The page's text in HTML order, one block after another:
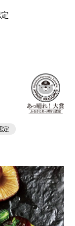
す
とは
定